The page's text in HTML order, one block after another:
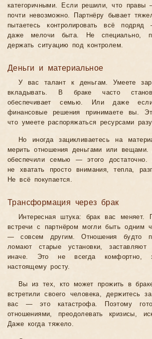
категоричными. Если решили, что правы
почти невозможно. Партнёру бывает
пытаетесь контролировать всё
даже мелочи быта. Не специально,
держать ситуацию под контролем.
Деньги и материальное
У вас талант к деньгам. Умеете
вкладывать. В браке часто
обеспечивает семью. Или даже
финансовые решения принимаете вы.
что умеете распоряжаться ресурсами
Но иногда зацикливаетесь на
мерить отношения деньгами или
обеспечили семью — этого
не хватать просто внимания, тепла,
Не всё покупается.
Трансформация через брак
Интересная штука: брак вас меняет.
встречи с партнёром могли быть одним
— совсем другим. Отношения будто
ломают старые установки,
иначе. Это не всегда комфортно,
настоящему росту.
Вы из тех, кто может прожить в
встретили своего человека, держитесь
вас — это катастрофа. Поэтому
отношениями, преодолевать кризисы,
Даже когда тяжело.